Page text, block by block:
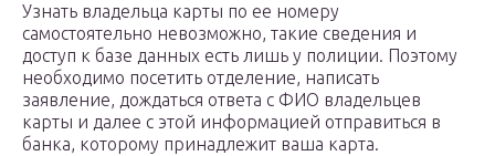
Узнать владельца карты по ее номеру
самостоятельно невозможно, такие сведения и
доступ к базе данных есть лишь у полиции. Поэтому
необходимо посетить отделение, написать
заявление, дождаться ответа с ФИО владельцев
карты и далее с этой информацией отправиться в
банка, которому принадлежит ваша карта.